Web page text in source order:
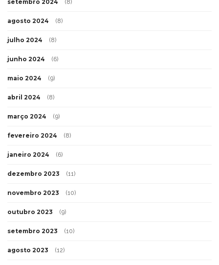
setembro 2024 (8)
agosto 2024 (8)
julho 2024 (8)
junho 2024 (6)
maio 2024 (9)
abril 2024 (8)
março 2024 (9)
fevereiro 2024 (8)
janeiro 2024 (6)
dezembro 2023 (11)
novembro 2023 (10)
outubro 2023 (9)
setembro 2023 (10)
agosto 2023 (12)